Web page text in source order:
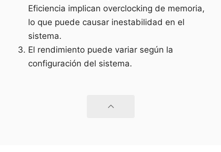
Eficiencia implican overclocking de memoria,
lo que puede causar inestabilidad en el
sistema.
El rendimiento puede variar según la
configuración del sistema.